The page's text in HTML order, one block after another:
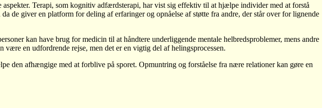
Terapi, som kognitiv adfærdsterapi, har vist sig effektiv til at hjælpe individer med at forstå
de giver en platform for deling af erfaringer og opnåelse af støtte fra andre, der står over for lignende
kan have brug for medicin til at håndtere underliggende mentale helbredsproblemer, mens andre
en udfordrende rejse, men det er en vigtig del af helingsprocessen.
den afhængige med at forblive på sporet. Opmuntring og forståelse fra nære relationer kan gøre en